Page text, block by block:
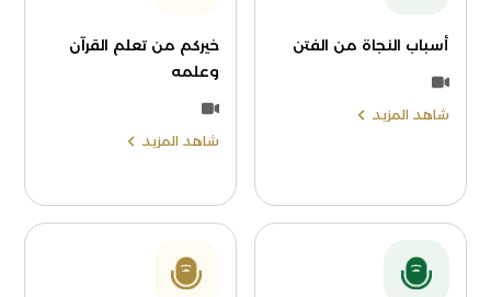
أسباب النجاة من الفتن
شاهد المزيد
خيركم من تعلم القرآن
وعلمه
شاهد المزيد